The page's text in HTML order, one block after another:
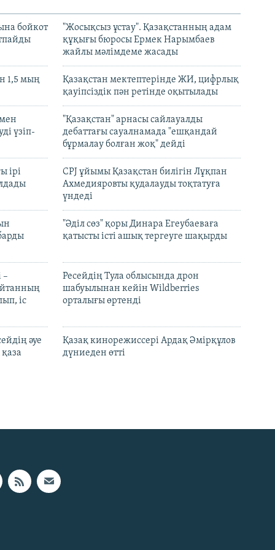
бойкот
"Жосықсыз ұстау". Қазақстанның адам
құқығы бюросы Ермек Нарымбаев
жайлы мәлімдеме жасады
1,5 мың
Қазақстан мектептерінде ЖИ, цифрлық
қауіпсіздік пән ретінде оқытылады
үзіп-
"Қазақстан" арнасы сайлауалды
дебаттағы сауалнамада "ешқандай
бұрмалау болған жоқ" дейді
ірі
CPJ ұйымы Қазақстан билігін Лұқпан
Ахмедияровты қудалауды тоқтатуға
үндеді
"Әділ сөз" қоры Динара Егеубаеваға
қатысты істі ашық тергеуге шақырды
–
іс
Ресейдің Тула облысында дрон
шабуылынан кейін Wildberries
орталығы өртенді
әуе
Қазақ кинорежиссері Ардақ Әмірқұлов
дүниеден өтті